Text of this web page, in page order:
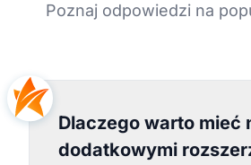
Poznaj odpowiedzi na
Dlaczego warto mieć
dodatkowymi